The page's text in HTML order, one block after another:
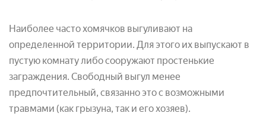
Наиболее часто хомячков выгуливают на
определенной территории. Для этого их выпускают в
пустую комнату либо сооружают простенькие
заграждения. Свободный выгул менее
предпочтительный, связанно это с возможными
травмами (как грызуна, так и его хозяев).